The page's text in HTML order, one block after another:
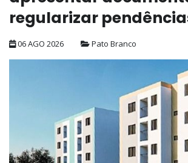
regularizar
06 AGO 2026 Pato Branco